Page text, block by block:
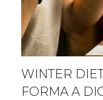
WINTER
FORMA A